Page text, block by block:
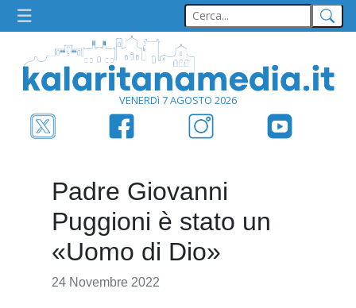
VENERDì 7 AGOSTO 2026
Padre Giovanni
Puggioni è stato un
«Uomo di Dio»
24 Novembre 2022